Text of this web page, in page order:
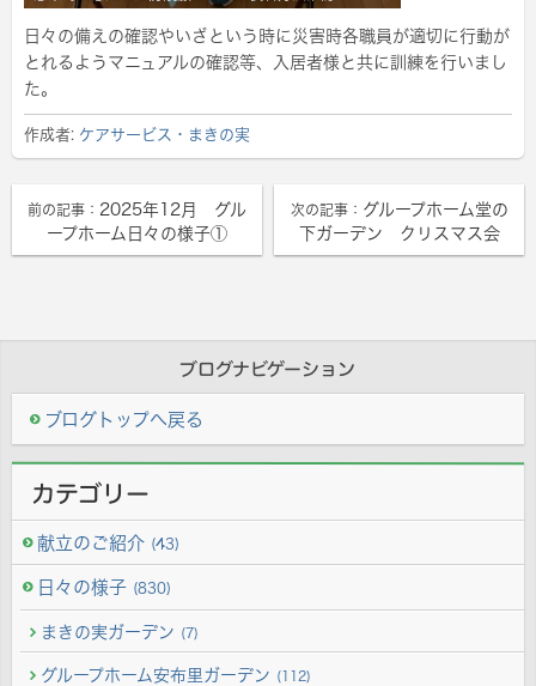
日々の備えの確認やいざという時に災害時各職員が適切に行動が
とれるようマニュアルの確認等、入居者様と共に訓練を行いまし
た。
作成者: ケアサービス・まきの実
前の記事： 2025年12月 グル
ープホーム日々の様子①
次の記事： グループホーム堂の
下ガーデン クリスマス会
ブログナビゲーション
ブログトップへ戻る
カテゴリー
献立のご紹介 (43)
日々の様子 (830)
まきの実ガーデン (7)
グループホーム安布里ガーデン (112)